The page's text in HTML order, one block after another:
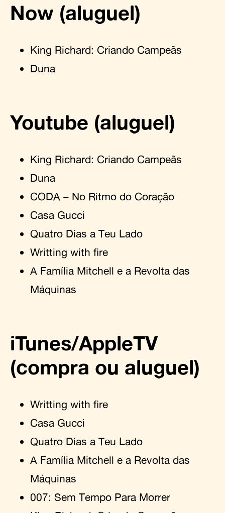
Now (aluguel)
King Richard: Criando Campeãs
Duna
Youtube (aluguel)
King Richard: Criando Campeãs
Duna
CODA – No Ritmo do Coração
Casa Gucci
Quatro Dias a Teu Lado
Writting with fire
A Família Mitchell e a Revolta das
Máquinas
iTunes/AppleTV
(compra ou aluguel)
Writting with fire
Casa Gucci
Quatro Dias a Teu Lado
A Família Mitchell e a Revolta das
Máquinas
007: Sem Tempo Para Morrer